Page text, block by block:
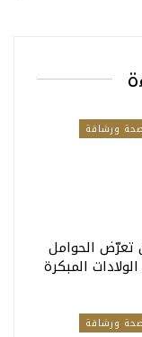
صحة ورشاقة
تعرّض الحوامل
المبكرة
صحة ورشاقة